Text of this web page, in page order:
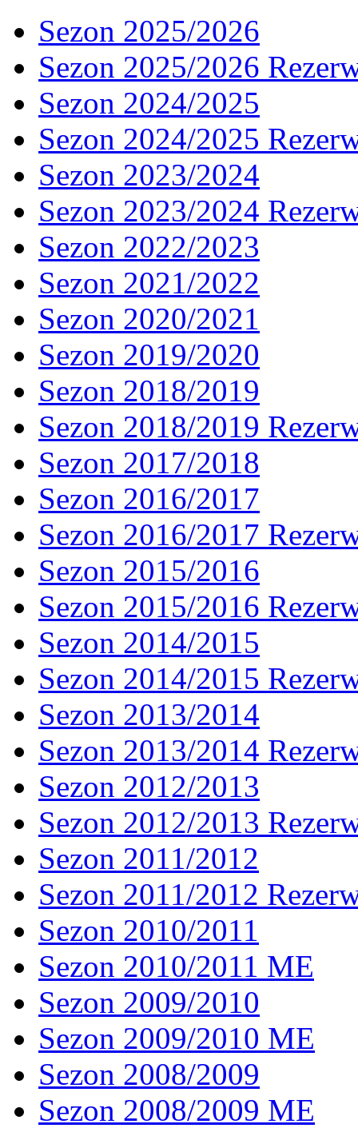
Sezon 2025/2026
Sezon 2025/2026
Sezon 2024/2025
Sezon 2024/2025
Sezon 2023/2024
Sezon 2023/2024
Sezon 2022/2023
Sezon 2021/2022
Sezon 2020/2021
Sezon 2019/2020
Sezon 2018/2019
Sezon 2018/2019
Sezon 2017/2018
Sezon 2016/2017
Sezon 2016/2017
Sezon 2015/2016
Sezon 2015/2016
Sezon 2014/2015
Sezon 2014/2015
Sezon 2013/2014
Sezon 2013/2014
Sezon 2012/2013
Sezon 2012/2013
Sezon 2011/2012
Sezon 2011/2012
Sezon 2010/2011
Sezon 2010/2011 ME
Sezon 2009/2010
Sezon 2009/2010 ME
Sezon 2008/2009
Sezon 2008/2009 ME